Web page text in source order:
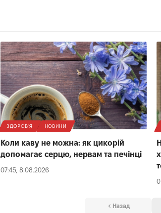
ЗДОРОВ'Я НОВИНИ
Коли каву не можна: як цикорій
допомагає серцю, нервам та печінці
07:45, 8.08.2026
Назад